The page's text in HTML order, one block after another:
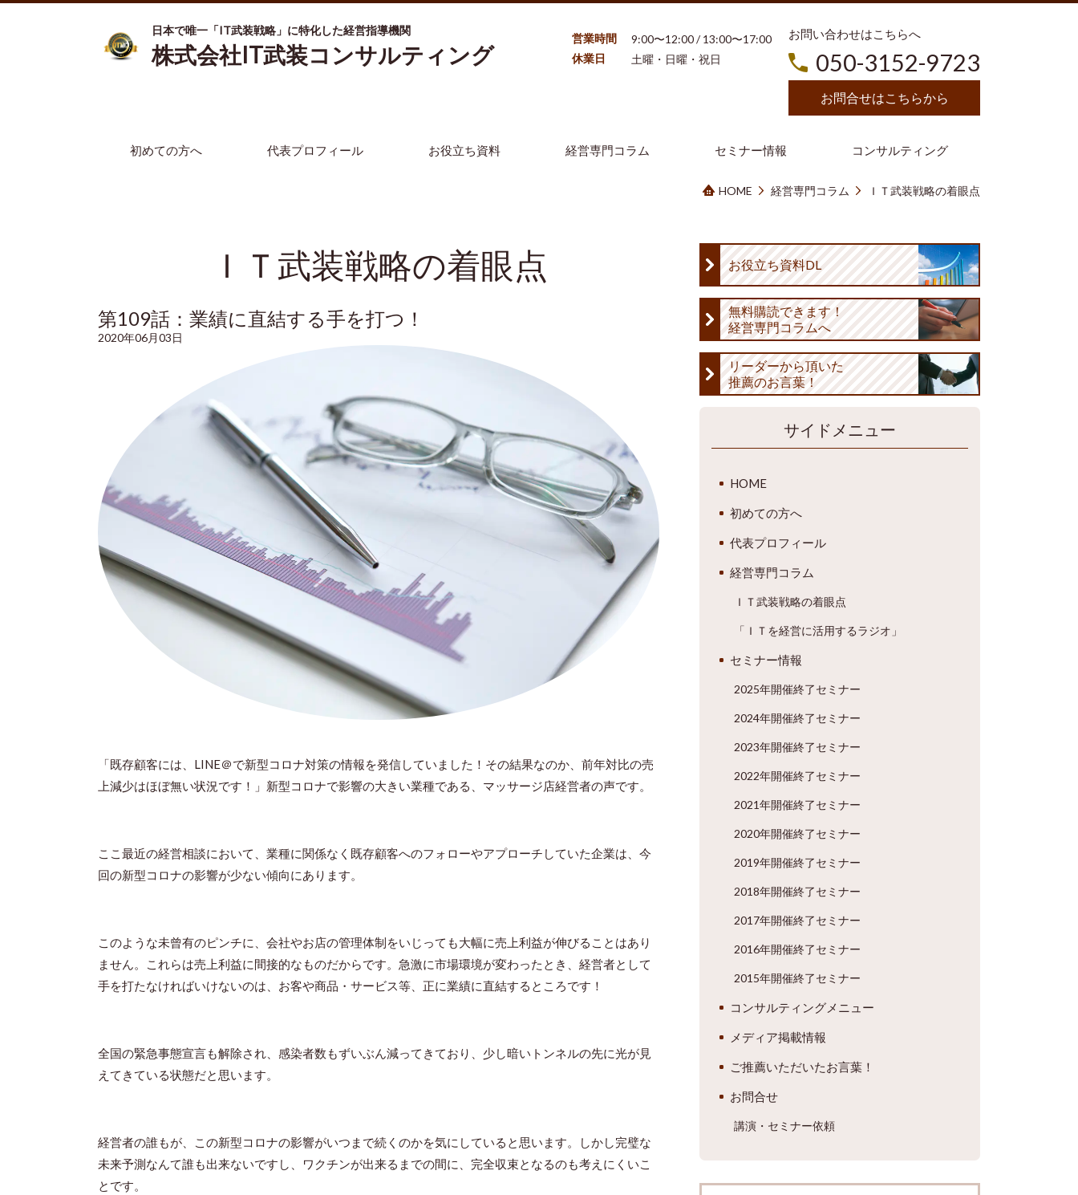
日本で唯一「IT武装戦略」に特化した経営指導機関
株式会社IT武装コンサルティング
営業時間
9:00〜12:00 / 13:00〜17:00
休業日
土曜・日曜・祝日
お問い合わせはこちらへ
050-3152-9723
お問合せはこちらから
初めての方へ 代表プロフィール お役立ち資料 経営専門コラム セミナー情報 コンサルティング
HOME 経営専門コラム ＩＴ武装戦略の着眼点
ＩＴ武装戦略の着眼点
第109話：業績に直結する手を打つ！
2020年06月03日
「既存顧客には、LINE＠で新型コロナ対策の情報を発信していました！その結果なのか、前年対比の売
上減少はほぼ無い状況です！」新型コロナで影響の大きい業種である、マッサージ店経営者の声です。
ここ最近の経営相談において、業種に関係なく既存顧客へのフォローやアプローチしていた企業は、今
回の新型コロナの影響が少ない傾向にあります。
このような未曾有のピンチに、会社やお店の管理体制をいじっても大幅に売上利益が伸びることはあり
ません。これらは売上利益に間接的なものだからです。急激に市場環境が変わったとき、経営者として
手を打たなければいけないのは、お客や商品・サービス等、正に業績に直結するところです！
全国の緊急事態宣言も解除され、感染者数もずいぶん減ってきており、少し暗いトンネルの先に光が見
えてきている状態だと思います。
経営者の誰もが、この新型コロナの影響がいつまで続くのかを気にしていると思います。しかし完璧な
未来予測なんて誰も出来ないですし、ワクチンが出来るまでの間に、完全収束となるのも考えにくいこ
とです。
お役立ち資料DL
無料購読できます！
経営専門コラムへ
リーダーから頂いた
推薦のお言葉！
サイドメニュー
HOME
初めての方へ
代表プロフィール
経営専門コラム
ＩＴ武装戦略の着眼点
「ＩＴを経営に活用するラジオ」
セミナー情報
2025年開催終了セミナー
2024年開催終了セミナー
2023年開催終了セミナー
2022年開催終了セミナー
2021年開催終了セミナー
2020年開催終了セミナー
2019年開催終了セミナー
2018年開催終了セミナー
2017年開催終了セミナー
2016年開催終了セミナー
2015年開催終了セミナー
コンサルティングメニュー
メディア掲載情報
ご推薦いただいたお言葉！
お問合せ
講演・セミナー依頼